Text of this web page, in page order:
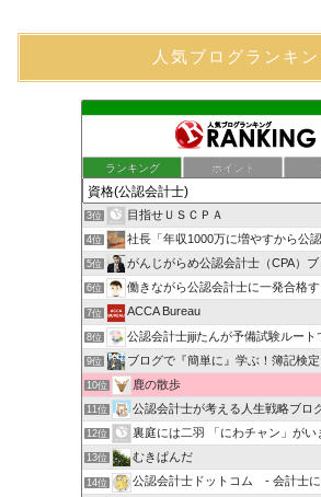
人気ブログランキ
ランキング ポイント
3位 目指せＵＳＣＰＡ
4位 社長「年収1000万に増やすから公
5位 がんじがらめ公認会計士（CPA）
6位 働きながら公認会計士に一発合格
7位 ACCA Bureau
8位 公認会計士jijiたんが予備試験ルートで司法
9位 ブログで『簡単に』学ぶ！簿記検定と税理士試
10位 鹿の散歩
11位 公認会計士が考える人生戦略ブロ
12位 裏庭には二羽 「にわチャン」がい
13位 むきぱんだ
14位 公認会計士ドットコム - 会計士にぼし